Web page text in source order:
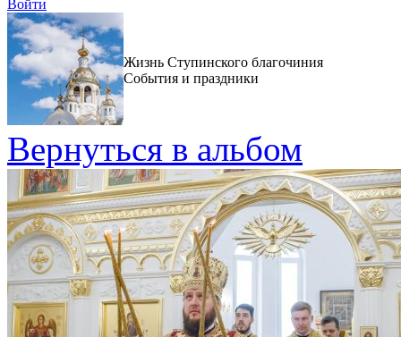
Войти
Жизнь Ступинского благочиния
События и праздники
Вернуться в альбом